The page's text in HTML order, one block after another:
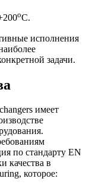
оС.
исполнения
задачи.
имеет
по стандарту EN
качества в
которое: